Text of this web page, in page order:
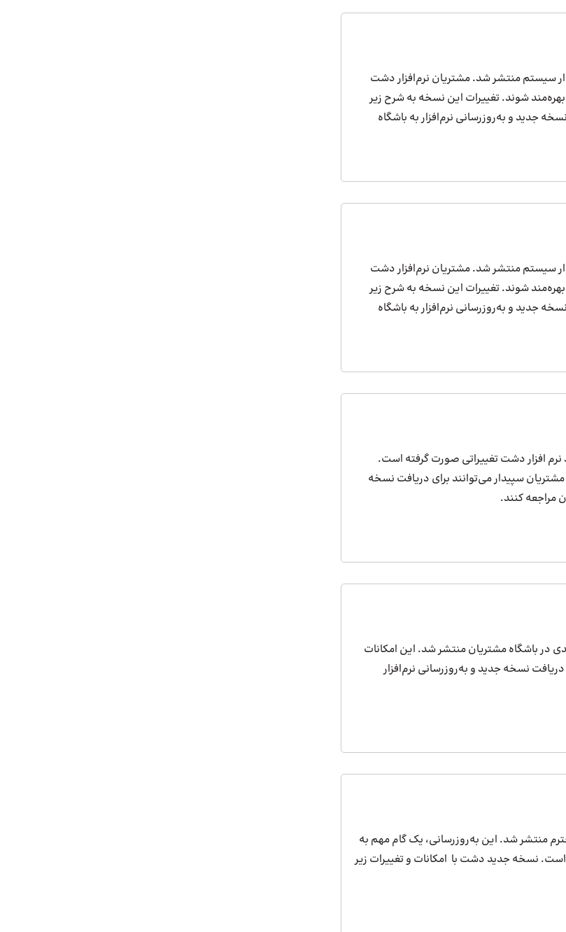
سیستم منتشر شد. مشتریان نرم‌افزار دشت
بهره‌مند شوند. تغییرات این نسخه به شرح زیر
جدید و به‌روزرسانی نرم‌افزار به باشگاه
سیستم منتشر شد. مشتریان نرم‌افزار دشت
بهره‌مند شوند. تغییرات این نسخه به شرح زیر
جدید و به‌روزرسانی نرم‌افزار به باشگاه
افزار دشت تغییراتی صورت گرفته است.
سپیدار می‌توانند برای دریافت نسخه
مراجعه کنند.
جدیدی در باشگاه مشتریان منتشر شد. این امکانات
نسخه جدید و به‌روزرسانی نرم‌افزار
محترم منتشر شد. این به‌روزرسانی، یک گام مهم به
است. نسخه جدید دشت با امکانات و تغییرات زیر